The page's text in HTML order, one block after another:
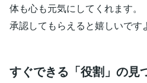
体も心も元気にしてくれます。
承認してもらえると嬉しいです
すぐできる「役割」の見